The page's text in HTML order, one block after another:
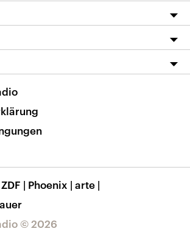
auf dlf.de
App
App
© 2026
ZDF | Phoenix | arte |